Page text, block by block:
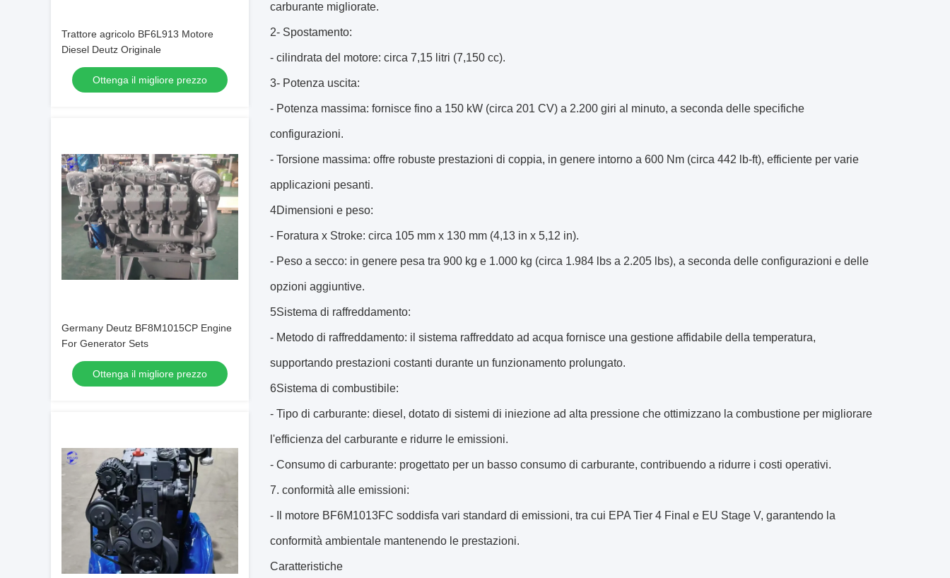
Trattore agricolo BF6L913 Motore
Diesel Deutz Originale
Ottenga il migliore prezzo
Germany Deutz BF8M1015CP Engine
For Generator Sets
Ottenga il migliore prezzo
carburante migliorate.
2- Spostamento:
- cilindrata del motore: circa 7,15 litri (7,150 cc).
3- Potenza uscita:
- Potenza massima: fornisce fino a 150 kW (circa 201 CV) a 2.200 giri al minuto, a seconda delle specifiche
configurazioni.
- Torsione massima: offre robuste prestazioni di coppia, in genere intorno a 600 Nm (circa 442 lb-ft), efficiente per varie
applicazioni pesanti.
4Dimensioni e peso:
- Foratura x Stroke: circa 105 mm x 130 mm (4,13 in x 5,12 in).
- Peso a secco: in genere pesa tra 900 kg e 1.000 kg (circa 1.984 lbs a 2.205 lbs), a seconda delle configurazioni e delle
opzioni aggiuntive.
5Sistema di raffreddamento:
- Metodo di raffreddamento: il sistema raffreddato ad acqua fornisce una gestione affidabile della temperatura,
supportando prestazioni costanti durante un funzionamento prolungato.
6Sistema di combustibile:
- Tipo di carburante: diesel, dotato di sistemi di iniezione ad alta pressione che ottimizzano la combustione per migliorare
l'efficienza del carburante e ridurre le emissioni.
- Consumo di carburante: progettato per un basso consumo di carburante, contribuendo a ridurre i costi operativi.
7. conformità alle emissioni:
- Il motore BF6M1013FC soddisfa vari standard di emissioni, tra cui EPA Tier 4 Final e EU Stage V, garantendo la
conformità ambientale mantenendo le prestazioni.
Caratteristiche